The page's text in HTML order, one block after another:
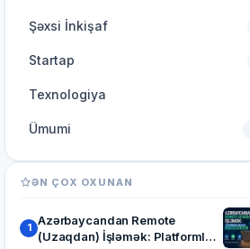
Şəxsi İnkişaf
Startap
Texnologiya
Ümumi
ƏN ÇOX OXUNAN
1
Azərbaycandan Remote
(Uzaqdan) İşləmək: Platformlar,